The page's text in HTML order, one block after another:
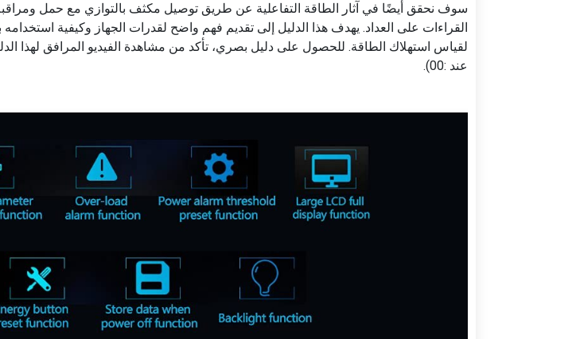
سوف نحقق أيضًا في آثار الطاقة التفاعلية عن طريق توصيل مكثف بالتوازي مع حمل
القراءات على العداد. يهدف هذا الدليل إلى تقديم فهم واضح لقدرات الجهاز وكيفية
لقياس استهلاك الطاقة. للحصول على دليل بصري، تأكد من مشاهدة الفيديو المرافق لهذا
عند :00).